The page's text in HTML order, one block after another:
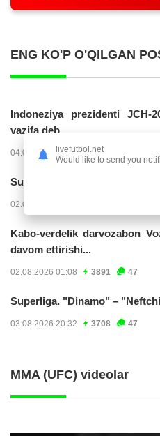
ENG KO'P O'QILGAN
Indoneziya prezidenti JCH-
vazifa deb...
04.08.2026 02:11 14208
Superliga. “Buxoro” -
02.08.2026 03:08
Kabo-verdelik darvozabon
davom ettirishi...
02.08.2026 01:08 3891 47
Superliga. "Dinamo" –
03.08.2026 20:32 3708 47
MMA (UFC) videolar
livefutbol.net
Would like to send you